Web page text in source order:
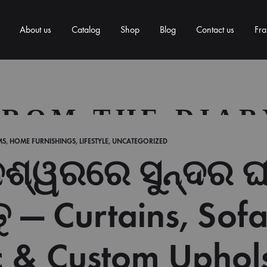
About us Catalog Shop Blog Contact us
THE
, HOME FURNISHINGS, LIFESTYLE, UNCATEGORIZED
ସୁନ୍ଦର
— Curtains, Sofa
& Custom